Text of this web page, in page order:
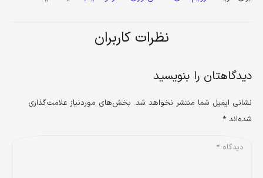
نظرات کاربران
دیدگاهتان را بنویسید
نشانی ایمیل شما منتشر نخواهد شد. بخش‌های موردنیاز علامت‌گذاری
شده‌اند*